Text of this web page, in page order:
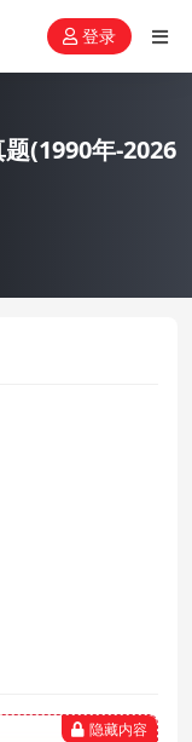
登录
(1990年-2026
隐藏内容